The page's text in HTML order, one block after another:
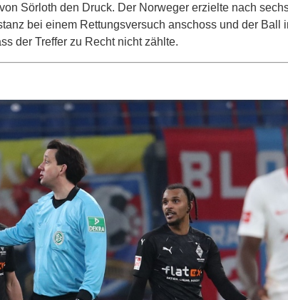
Sörloth den Druck. Der Norweger erzielte nach
bei einem Rettungsversuch anschoss und der Ball
der Treffer zu Recht nicht zählte.